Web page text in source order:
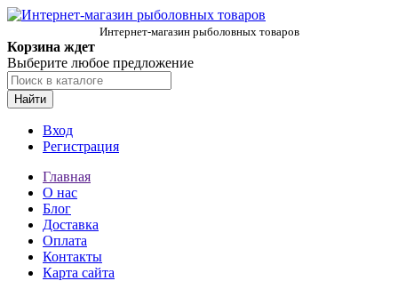
Интернет-магазин рыболовных товаров
Корзина ждет
Выберите любое предложение
Найти
Вход
Регистрация
Главная
О нас
Блог
Доставка
Оплата
Контакты
Карта сайта